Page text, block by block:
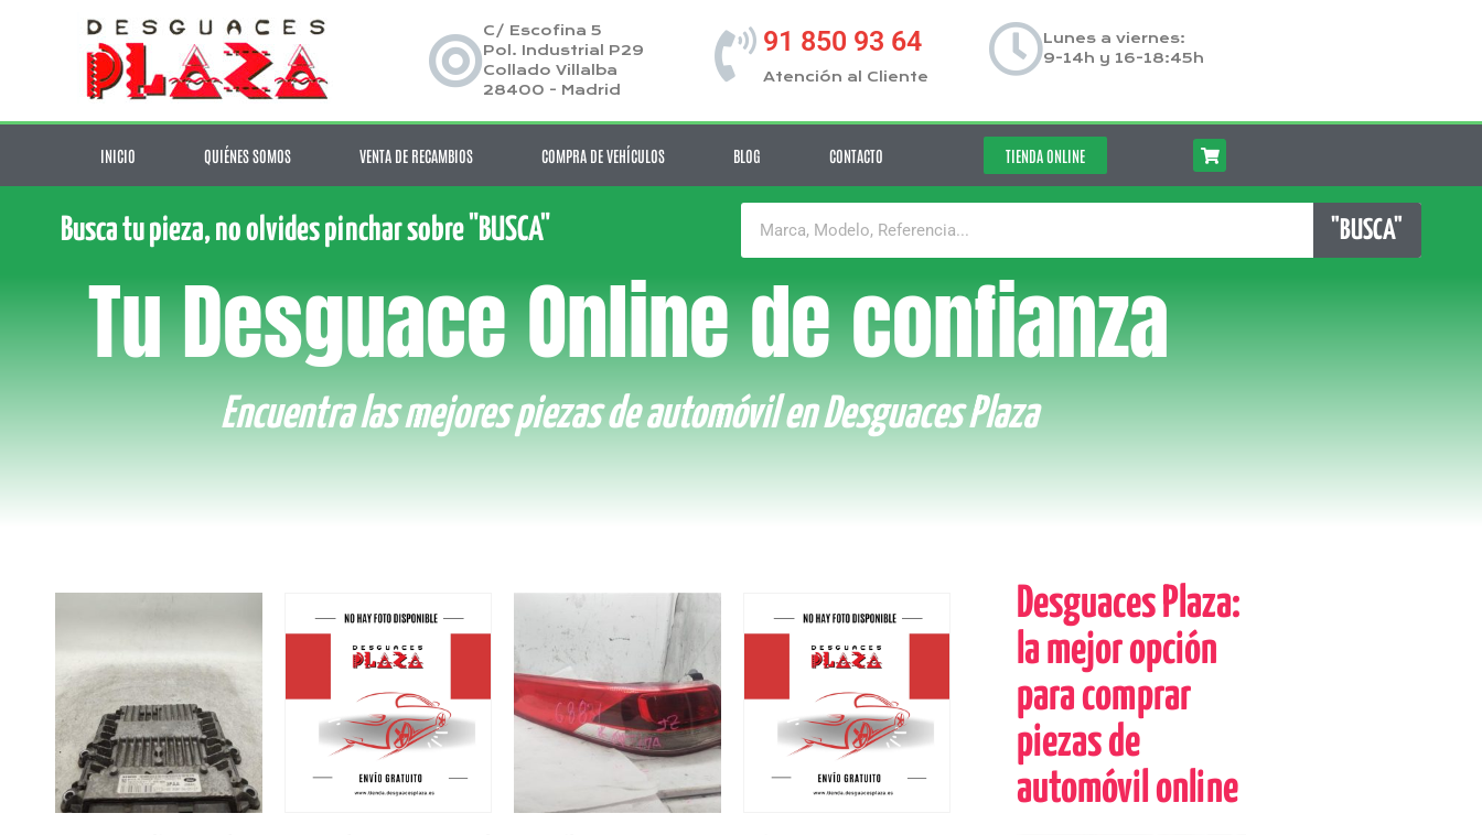
C/ Escofina 5
Pol. Industrial P29
Collado Villalba
28400 - Madrid
91 850 93 64
Atención al Cliente
Lunes a viernes:
9-14h y 16-18:45h
INICIO QUIÉNES SOMOS VENTA DE RECAMBIOS COMPRA DE VEHÍCULOS BLOG CONTACTO TIENDA ONLINE
Busca tu pieza, no olvides pinchar sobre "BUSCA" "BUSCA"
Tu Desguace Online de confianza
Encuentra las mejores piezas de automóvil en Desguaces Plaza
Desguaces Plaza:
la mejor opción
para comprar
piezas de
automóvil online